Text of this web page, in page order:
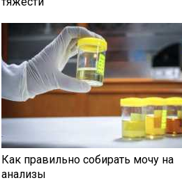
Как правильно собирать мочу на
анализы